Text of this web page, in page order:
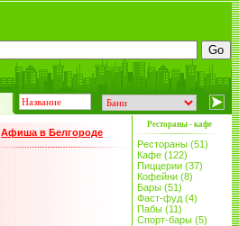
Афиша в Белгороде
Рестораны - кафе
Рестораны (51)
Кафе (122)
Пиццерии (37)
Кофейни (8)
Бары (51)
Фаст-фуд (4)
Пабы (11)
Спорт-бары (5)